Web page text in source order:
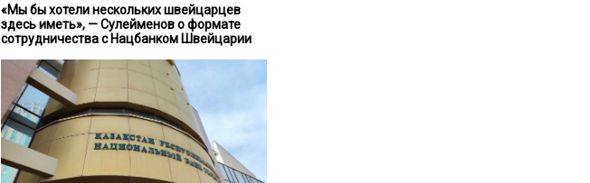
«Мы бы хотели нескольких швейцарцев
здесь иметь», — Сулейменов о формате
сотрудничества с Нацбанком Швейцарии